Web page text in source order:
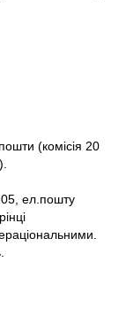
(комісія 20
ел.пошту